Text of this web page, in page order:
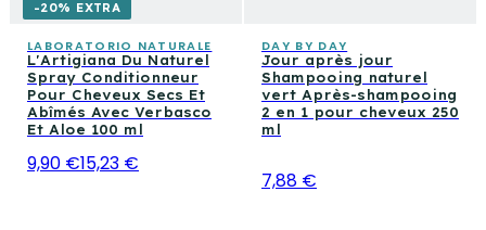
-20% EXTRA
LABORATORIO NATURALE
L'Artigiana Du Naturel
Spray Conditionneur
Pour Cheveux Secs Et
Abîmés Avec Verbasco
Et Aloe 100 ml
9,90 €15,23 €
DAY BY DAY
Jour après jour
Shampooing naturel
vert Après-shampooing
2 en 1 pour cheveux 250
ml
7,88 €